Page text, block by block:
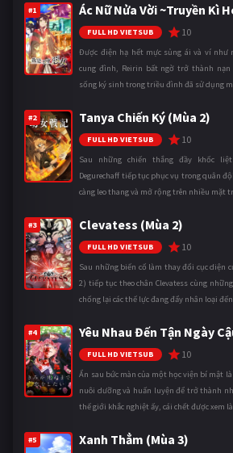
#1 Ác Nữ Nửa Vời ~Truyền Kì
FULL HD VIETSUB 10
Được điện hạ hết mực sủng ái và ví như
cung đình, Reirin bất ngờ trở thành nạn
sống ký sinh trong triều đình đã sử dụng
#2 Tanya Chiến Ký (Mùa 2)
FULL HD VIETSUB 10
Sau những chiến thắng đầy khốc
Degurechaff tiếp tục phục vụ trong quân
càng leo thang và mở rộng trên nhiều mặt
#3 Clevatess (Mùa 2)
FULL HD VIETSUB 10
Sau những biến cố làm thay đổi cục diện
2) tiếp tục theo chân Clevatess cùng
chống lại các thế lực đang đẩy nhân loại đến
#4 Yêu Nhau Đến Tận Ngày
FULL HD VIETSUB 10
Ẩn sau bức màn của một học viện bí mật
nuôi dưỡng và huấn luyện để trở thành
thế giới khắc nghiệt ấy, cái chết được xem
#5 Xanh Thẳm (Mùa 3)